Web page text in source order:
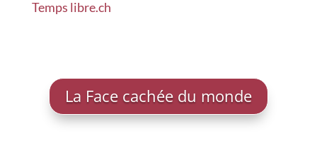
Temps libre.ch
La Face cachée du monde